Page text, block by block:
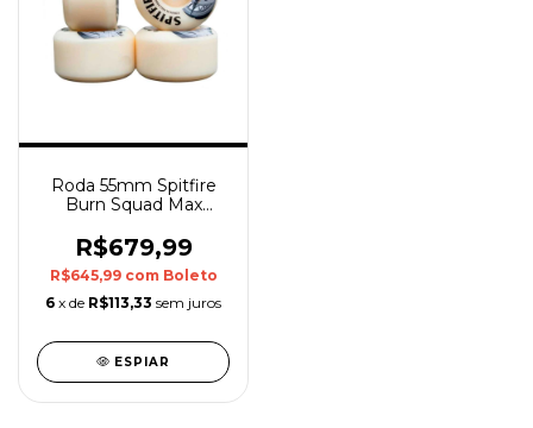
Roda 55mm Spitfire
Burn Squad Max
R$679,99
R$645,99 com Boleto
6 x de R$113,33 sem juros
ESPIAR